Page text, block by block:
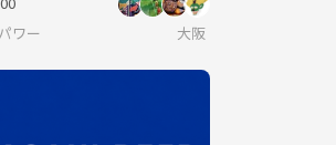
ワー
大阪